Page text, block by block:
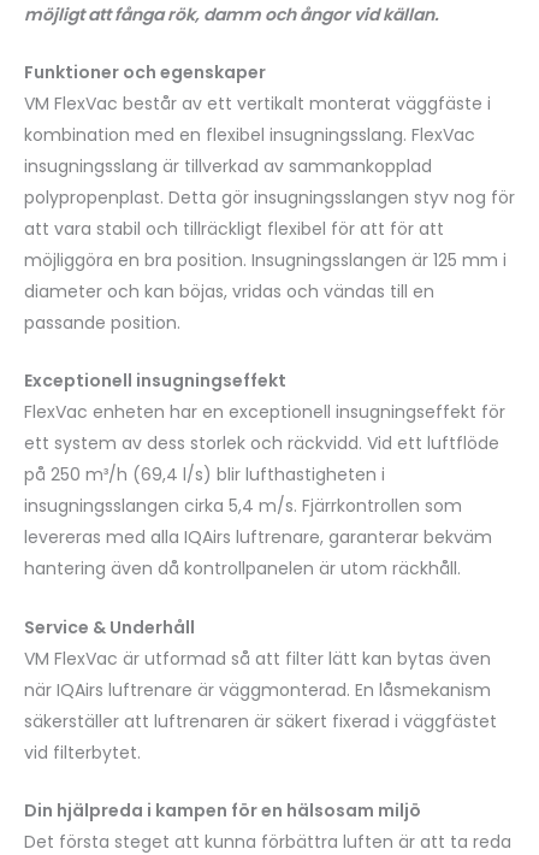
möjligt att fånga rök, damm och ångor vid källan.
Funktioner och egenskaper
VM FlexVac består av ett vertikalt monterat väggfäste i
kombination med en flexibel insugningsslang. FlexVac
insugningsslang är tillverkad av sammankopplad
polypropenplast. Detta gör insugningsslangen styv nog för
att vara stabil och tillräckligt flexibel för att för att
möjliggöra en bra position. Insugningsslangen är 125 mm i
diameter och kan böjas, vridas och vändas till en
passande position.
Exceptionell insugningseffekt
FlexVac enheten har en exceptionell insugningseffekt för
ett system av dess storlek och räckvidd. Vid ett luftflöde
på 250 m³/h (69,4 l/s) blir lufthastigheten i
insugningsslangen cirka 5,4 m/s. Fjärrkontrollen som
levereras med alla IQAirs luftrenare, garanterar bekväm
hantering även då kontrollpanelen är utom räckhåll.
Service & Underhåll
VM FlexVac är utformad så att filter lätt kan bytas även
när IQAirs luftrenare är väggmonterad. En låsmekanism
säkerställer att luftrenaren är säkert fixerad i väggfästet
vid filterbytet.
Din hjälpreda i kampen för en hälsosam miljö
Det första steget att kunna förbättra luften är att ta reda